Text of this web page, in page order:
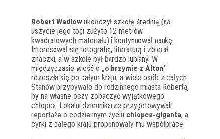
Robert Wadlow ukończył szkołę średnią (na
uszycie jego togi zużyto 12 metrów
kwadratowych materiału) i kontynuował naukę.
Interesował się fotografią, literaturą i zbierał
znaczki, a w szkole był bardzo lubiany. W
międzyczasie wieść o „olbrzymie z Alton”
rozeszła się po całym kraju, a wiele osób z całych
Stanów przybywało do rodzinnego miasta Roberta,
by na własne oczy zobaczyć wyjątkowego
chłopca. Lokalni dziennikarze przygotowywali
reportaże o codziennym życiu chłopca-giganta, a
cyrki z całego kraju proponowały mu współpracę.